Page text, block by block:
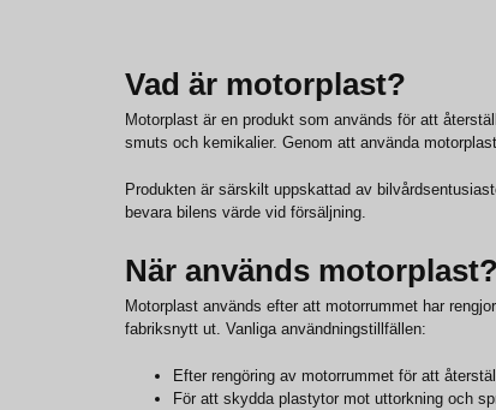
Vad är motorplast?
Motorplast är en produkt som används för att
smuts och kemikalier. Genom att använda
Produkten är särskilt uppskattad av
bevara bilens värde vid försäljning.
När används motorplast?
Motorplast används efter att motorrummet har
fabriksnytt ut. Vanliga användningstillfällen:
Efter rengöring av motorrummet för att
För att skydda plastytor mot uttorkning och